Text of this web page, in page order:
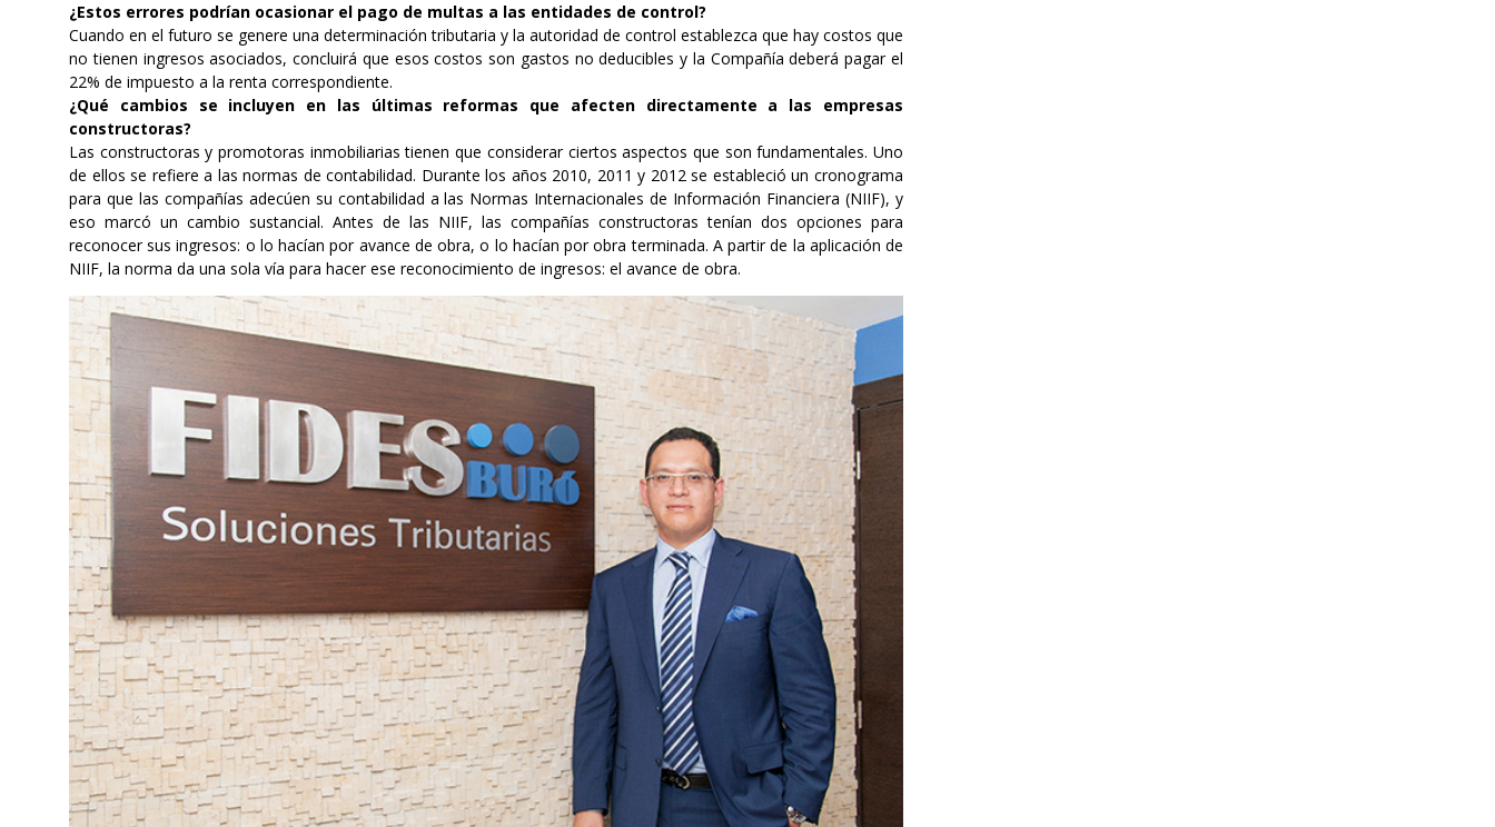
¿Estos errores podrían ocasionar el pago de multas a las entidades de control?
Cuando en el futuro se genere una determinación tributaria y la autoridad de control establezca que hay costos que
no tienen ingresos asociados, concluirá que esos costos son gastos no deducibles y la Compañía deberá pagar el
22% de impuesto a la renta correspondiente.
¿Qué cambios se incluyen en las últimas reformas que afecten directamente a las empresas
constructoras?
Las constructoras y promotoras inmobiliarias tienen que considerar ciertos aspectos que son fundamentales. Uno
de ellos se refiere a las normas de contabilidad. Durante los años 2010, 2011 y 2012 se estableció un cronograma
para que las compañías adecúen su contabilidad a las Normas Internacionales de Información Financiera (NIIF), y
eso marcó un cambio sustancial. Antes de las NIIF, las compañías constructoras tenían dos opciones para
reconocer sus ingresos: o lo hacían por avance de obra, o lo hacían por obra terminada. A partir de la aplicación de
NIIF, la norma da una sola vía para hacer ese reconocimiento de ingresos: el avance de obra.